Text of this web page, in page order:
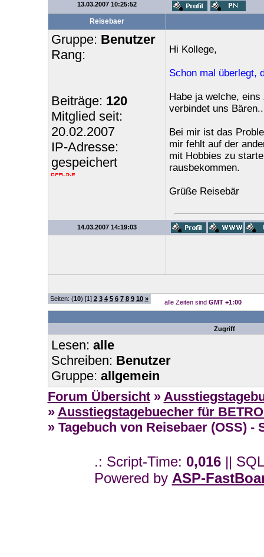
13.03.2007 10:25:52
Reisebaer
Gruppe: Benutzer
Rang:
Beiträge: 120
Mitglied seit:
20.02.2007
IP-Adresse:
gespeichert
Hi Kollege,
Schon mal überlegt,
Habe ja welche,
verbindet uns
Bei mir ist das
mir fehlt auf der
mit Hobbies zu
rausbekommen.
Grüße Reisebär
14.03.2007 14:19:03
Seiten: (10) [1] 2 3 4 5 6 7 8 9 10 » alle Zeiten sind GMT +1:00
Zugriff
Lesen: alle
Schreiben: Benutzer
Gruppe: allgemein
Forum Übersicht »
» Ausstiegstagebuecher für
» Tagebuch von Reisebaer (OSS) -
.: Script-Time: 0,016||
Powered by ASP-